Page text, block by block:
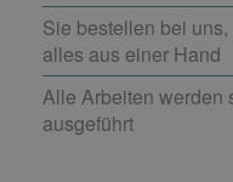
Sie bestellen bei
alles aus einer Hand
Alle Arbeiten werden
ausgeführt